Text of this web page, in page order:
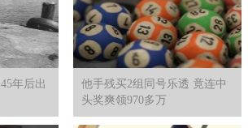
年后出
他手残买2组同号乐透 竟连中
头奖爽领970多万